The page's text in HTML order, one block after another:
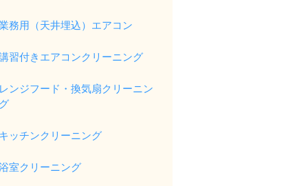
務用（天井埋込）エアコン
習付きエアコンクリーニング
ンジフード・換気扇クリーニン
ッチンクリーニング
室クリーニング